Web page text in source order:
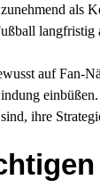
als
langfristig
auf Fan-
ihre